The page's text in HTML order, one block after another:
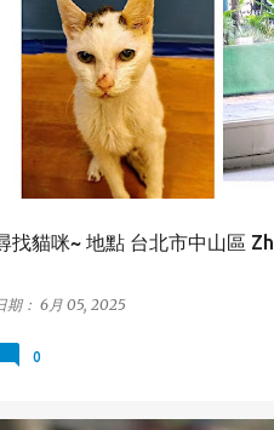
找貓咪~ 地點 台北市中山區
期： 6月 05, 2025
台北市 貓咪 TAIPEI
0